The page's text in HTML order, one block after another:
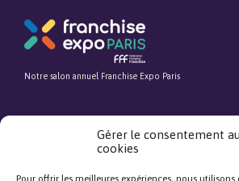
Gérer le consentement
cookies
Pour offrir les meilleures expériences, nous utilisons
Notre salon annuel Franchise Expo Paris
Notre média pour tout savoir avant de se lancer dans